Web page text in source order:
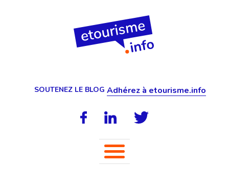
SOUTENEZ LE BLOG Adhérez à etourisme.info